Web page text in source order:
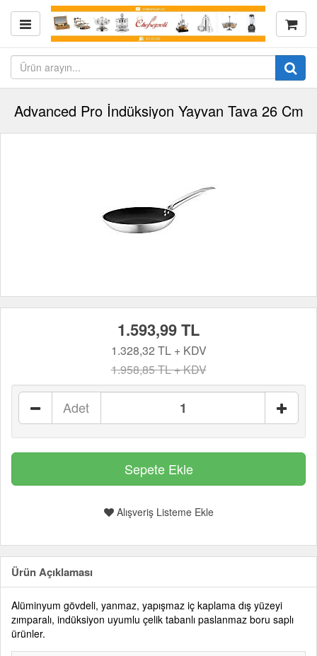
Advanced Pro İndüksiyon Yayvan Tava 26 Cm
1.593,99 TL
1.328,32 TL + KDV
1.958,85 TL + KDV
Adet
Alışveriş Listeme Ekle
Ürün Açıklaması
Alüminyum gövdeli, yanmaz, yapışmaz iç kaplama dış yüzeyi
zımparalı, indüksiyon uyumlu çelik tabanlı paslanmaz boru saplı
ürünler.